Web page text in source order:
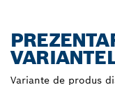
Variante de produs